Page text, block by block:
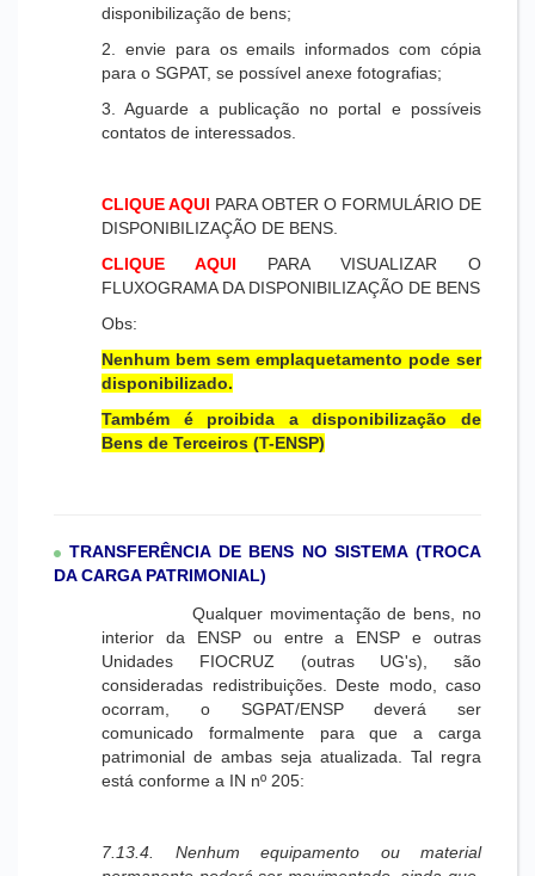
disponibilização de bens;
2. envie para os emails informados com cópia
para o SGPAT, se possível anexe fotografias;
3. Aguarde a publicação no portal e possíveis
contatos de interessados.
CLIQUE AQUI PARA OBTER O FORMULÁRIO DE
DISPONIBILIZAÇÃO DE BENS.
CLIQUE AQUI
PARA VISUALIZAR O
FLUXOGRAMA DA DISPONIBILIZAÇÃO DE BENS
Obs:
Nenhum bem sem emplaquetamento pode ser
disponibilizado.
Também é proibida a disponibilização de
Bens de Terceiros (T-ENSP)
TRANSFERÊNCIA DE BENS NO SISTEMA (TROCA
DA CARGA PATRIMONIAL)
Qualquer movimentação de bens, no
interior da ENSP ou entre a ENSP e outras
Unidades FIOCRUZ (outras UG's), são
consideradas redistribuições. Deste modo, caso
ocorram, o SGPAT/ENSP deverá ser
comunicado formalmente para que a carga
patrimonial de ambas seja atualizada. Tal regra
está conforme a IN nº 205:
7.13.4. Nenhum equipamento ou material